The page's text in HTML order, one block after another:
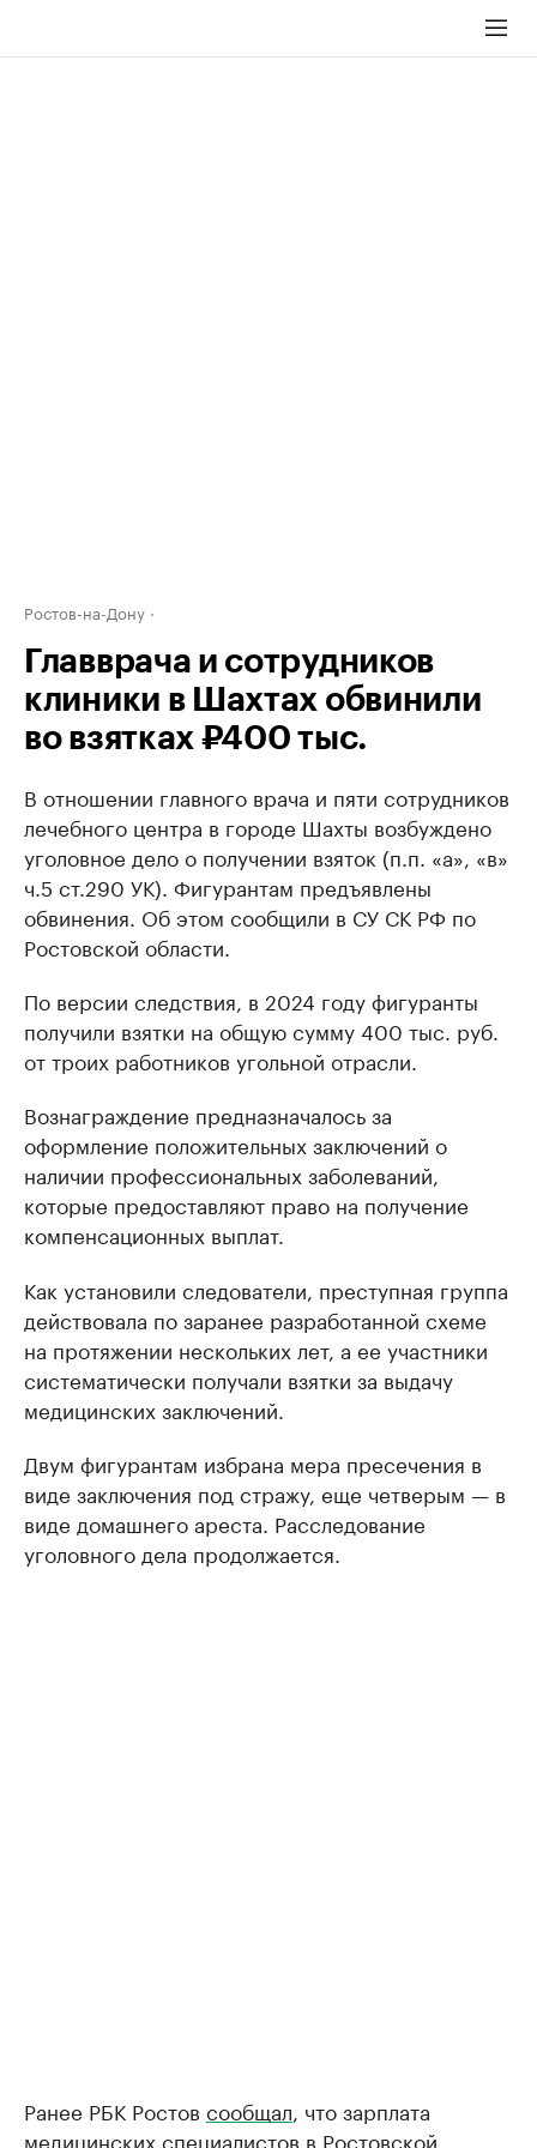
Ростов-на-Дону
Главврача и сотрудников
клиники в Шахтах обвинили
во взятках ₽400 тыс.
В отношении главного врача и пяти сотрудников
лечебного центра в городе Шахты возбуждено
уголовное дело о получении взяток (п.п. «а», «в»
ч.5 ст.290 УК). Фигурантам предъявлены
обвинения. Об этом сообщили в СУ СК РФ по
Ростовской области.
По версии следствия, в 2024 году фигуранты
получили взятки на общую сумму 400 тыс. руб.
от троих работников угольной отрасли.
Вознаграждение предназначалось за
оформление положительных заключений о
наличии профессиональных заболеваний,
которые предоставляют право на получение
компенсационных выплат.
Как установили следователи, преступная группа
действовала по заранее разработанной схеме
на протяжении нескольких лет, а ее участники
систематически получали взятки за выдачу
медицинских заключений.
Двум фигурантам избрана мера пресечения в
виде заключения под стражу, еще четверым — в
виде домашнего ареста. Расследование
уголовного дела продолжается.
Ранее РБК Ростов сообщал , что зарплата
медицинских специалистов в Ростовской